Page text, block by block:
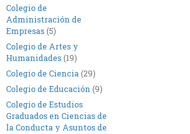
Colegio de
Administración de
Empresas(5)
Colegio de Artes y
Humanidades(19)
Colegio de Ciencia (29)
Colegio de Educación (9)
Colegio de Estudios
Graduados en Ciencias de
la Conducta y Asuntos de